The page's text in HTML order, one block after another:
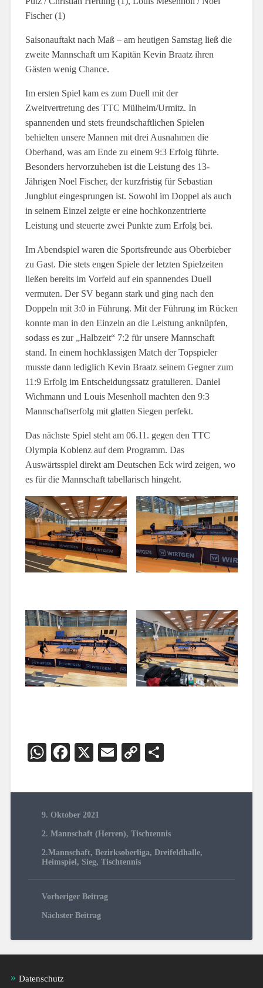
Fischer (1)
Saisonauftakt nach Maß – am heutigen Samstag ließ die
zweite Mannschaft um Kapitän Kevin Braatz ihren
Gästen wenig Chance.
Im ersten Spiel kam es zum Duell mit der
Zweitvertretung des TTC Mülheim/Urmitz. In
spannenden und stets freundschaftlichen Spielen
behielten unsere Mannen mit drei Ausnahmen die
Oberhand, was am Ende zu einem 9:3 Erfolg führte.
Besonders hervorzuheben ist die Leistung des 13-
Jährigen Noel Fischer, der kurzfristig für Sebastian
Jungblut eingesprungen ist. Sowohl im Doppel als auch
in seinem Einzel zeigte er eine hochkonzentrierte
Leistung und steuerte zwei Punkte zum Erfolg bei.
Im Abendspiel waren die Sportsfreunde aus Oberbieber
zu Gast. Die stets engen Spiele der letzten Spielzeiten
ließen bereits im Vorfeld auf ein spannendes Duell
vermuten. Der SV begann stark und ging nach den
Doppeln mit 3:0 in Führung. Mit der Führung im Rücken
konnte man in den Einzeln an die Leistung anknüpfen,
sodass es zur „Halbzeit“ 7:2 für unsere Mannschaft
stand. In einem hochklassigen Match der Topspieler
musste dann lediglich Kevin Braatz seinem Gegner zum
11:9 Erfolg im Entscheidungssatz gratulieren. Daniel
Wichmann und Louis Mesenholl machten den 9:3
Mannschaftserfolg mit glatten Siegen perfekt.
Das nächste Spiel steht am 06.11. gegen den TTC
Olympia Koblenz auf dem Programm. Das
Auswärtsspiel direkt am Deutschen Eck wird zeigen, wo
es für die Mannschaft tabellarisch hingeht.
WhatsApp
Facebook
X EmailCopy
9. Oktober 2021
2. Mannschaft (Herren), Tischtennis
2.Mannschaft, Bezirksoberliga, Dreifeldhalle,
Heimspiel , Sieg, Tischtennis
Vorheriger Beitrag
Nächster Beitrag
Datenschutz